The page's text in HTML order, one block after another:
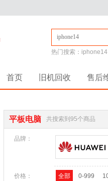
热门搜索： iphone14
首页 旧机回收 售后
平板电脑 共搜索到95个商品
品牌：
价格： 全部 0-999